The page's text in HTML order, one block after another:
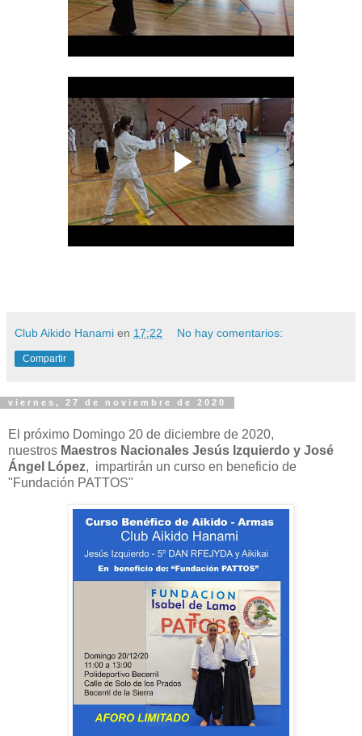
Club Aikido Hanami en 17:22 No hay comentarios:
Compartir
viernes, 27 de noviembre de 2020
El próximo Domingo 20 de diciembre de 2020,
nuestros Maestros Nacionales Jesús Izquierdo y José
Ángel López, impartirán un curso en beneficio de
"Fundación PATTOS"